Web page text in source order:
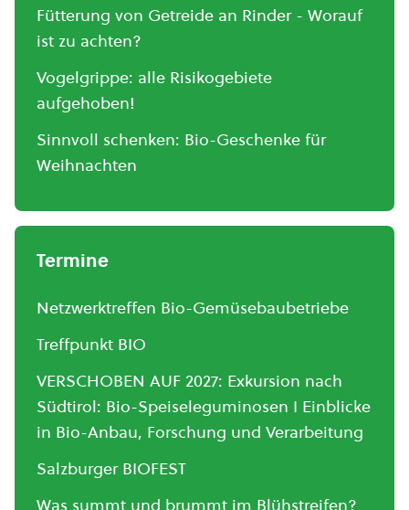
Fütterung von Getreide an Rinder - Worauf
ist zu achten?
Vogelgrippe: alle Risikogebiete
aufgehoben!
Sinnvoll schenken: Bio-Geschenke für
Weihnachten
Termine
Netzwerktreffen Bio-Gemüsebaubetriebe
Treffpunkt BIO
VERSCHOBEN AUF 2027: Exkursion nach
Südtirol: Bio-Speiseleguminosen I Einblicke
in Bio-Anbau, Forschung und Verarbeitung
Salzburger BIOFEST
Was summt und brummt im Blühstreifen?